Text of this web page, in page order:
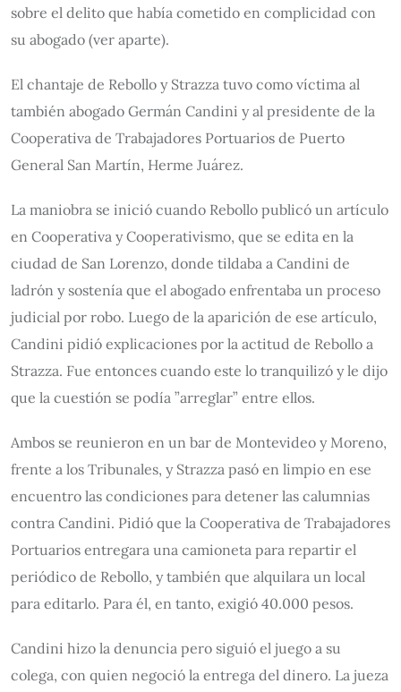
sobre el delito que había cometido en complicidad con
su abogado (ver aparte).
El chantaje de Rebollo y Strazza tuvo como víctima al
también abogado Germán Candini y al presidente de la
Cooperativa de Trabajadores Portuarios de Puerto
General San Martín, Herme Juárez.
La maniobra se inició cuando Rebollo publicó un artículo
en Cooperativa y Cooperativismo, que se edita en la
ciudad de San Lorenzo, donde tildaba a Candini de
ladrón y sostenía que el abogado enfrentaba un proceso
judicial por robo. Luego de la aparición de ese artículo,
Candini pidió explicaciones por la actitud de Rebollo a
Strazza. Fue entonces cuando este lo tranquilizó y le dijo
que la cuestión se podía ”arreglar” entre ellos.
Ambos se reunieron en un bar de Montevideo y Moreno,
frente a los Tribunales, y Strazza pasó en limpio en ese
encuentro las condiciones para detener las calumnias
contra Candini. Pidió que la Cooperativa de Trabajadores
Portuarios entregara una camioneta para repartir el
periódico de Rebollo, y también que alquilara un local
para editarlo. Para él, en tanto, exigió 40.000 pesos.
Candini hizo la denuncia pero siguió el juego a su
colega, con quien negoció la entrega del dinero. La jueza